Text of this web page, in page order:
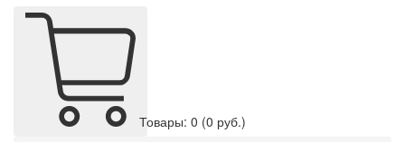
Товары: 0 (0 руб.)